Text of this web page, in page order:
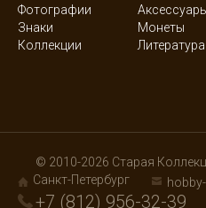
Фотографии
Знаки
Монеты
Коллекции
Литература
© 2010-2026 Старая
Санкт-Петербург
+7 (812) 956-32-39